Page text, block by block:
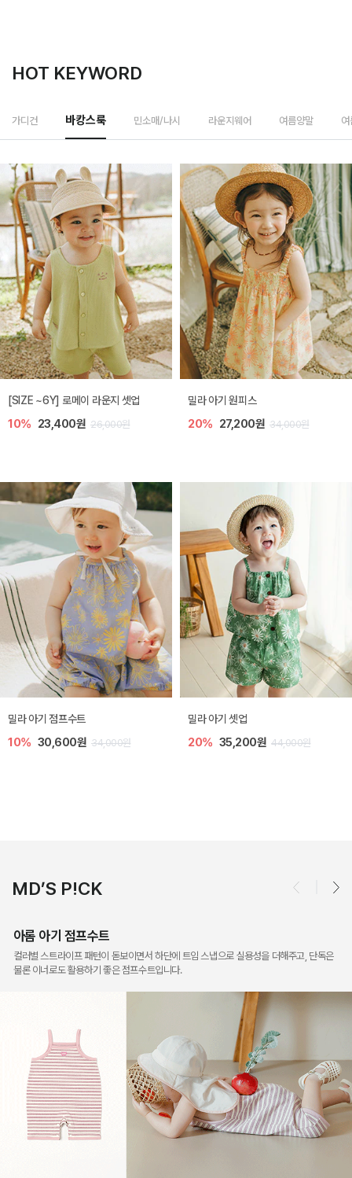
HOT KEYWORD
가디건 바캉스룩 민소매/나시 라운지웨어 여름양말
엘리오 아기 블라우스
20% 21,600원 27,000원
엘로디 니트 아기 뷔스티에
20% 21,600원 27,000원
토닉 아기 민소매 티셔츠
20% 11,200원 14,000원
베티 니트 아기 민소매 티셔츠
10% 24,300원 27,000원
MD’S P!CK
아롬 아기 점프수트
컬러별 스트라이프 패턴이 돋보이면서 하단에 트임 스냅으로 실용성을 더해주고, 단독은
물론 이너로도 활용하기 좋은 점프수트입니다.